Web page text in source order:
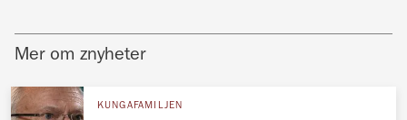
Mer om znyheter
KUNGAFAMILJEN